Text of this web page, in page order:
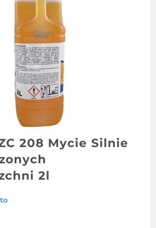
208 Mycie Silnie
2l